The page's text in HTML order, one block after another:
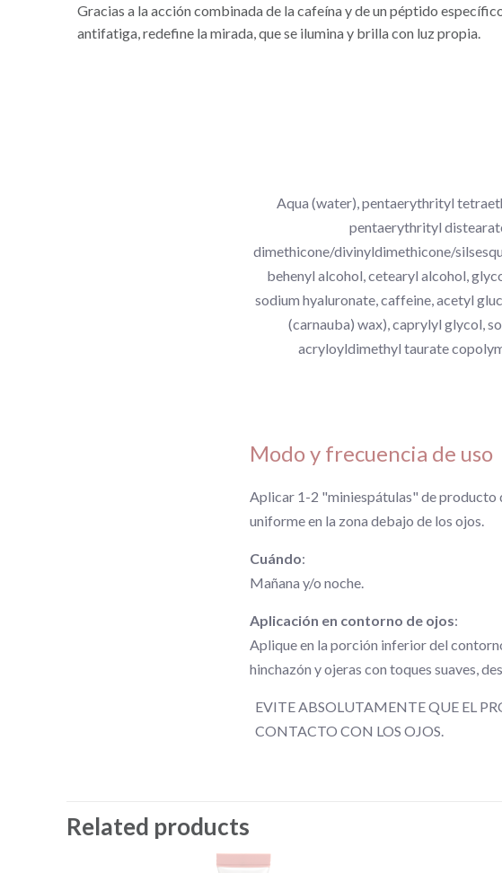
Gracias a la acción combinada de la cafeína y de un péptido
antifatiga, redefine la mirada, que se ilumina y brilla con luz propia.
Aqua (water), pentaerythrityl
pentaerythrityl
dimethicone/divinyldimethicone/
behenyl alcohol, cetearyl alcohol,
sodium hyaluronate, caffeine, acetyl
(carnauba) wax), caprylyl glycol,
acryloyldimethyl taurate
Modo y frecuencia de uso
Aplicar 1-2 "miniespátulas" de producto
uniforme en la zona debajo de los ojos.
Cuándo:
Mañana y/o noche.
Aplicación en contorno de ojos:
Aplique en la porción inferior del
hinchazón y ojeras con toques suaves,
EVITE ABSOLUTAMENTE QUE EL
CONTACTO CON LOS OJOS.
Related products